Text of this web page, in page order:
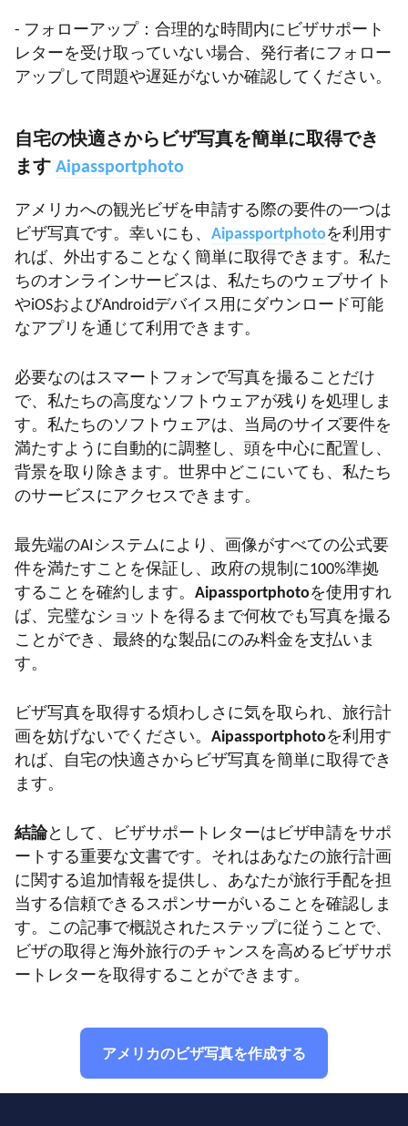
- フォローアップ：合理的な時間内にビザサポート
レターを受け取っていない場合、発行者にフォロー
アップして問題や遅延がないか確認してください。
自宅の快適さからビザ写真を簡単に取得でき
ます Aipassportphoto
アメリカへの観光ビザを申請する際の要件の一つは
ビザ写真です。幸いにも、 Aipassportphotoを利用す
れば、外出することなく簡単に取得できます。私た
ちのオンラインサービスは、私たちのウェブサイト
やiOSおよびAndroidデバイス用にダウンロード可能
なアプリを通じて利用できます。
必要なのはスマートフォンで写真を撮ることだけ
で、私たちの高度なソフトウェアが残りを処理しま
す。私たちのソフトウェアは、当局のサイズ要件を
満たすように自動的に調整し、頭を中心に配置し、
背景を取り除きます。世界中どこにいても、私たち
のサービスにアクセスできます。
最先端のAIシステムにより、画像がすべての公式要
件を満たすことを保証し、政府の規制に100%準拠
することを確約します。 Aipassportphotoを使用すれ
ば、完璧なショットを得るまで何枚でも写真を撮る
ことができ、最終的な製品にのみ料金を支払いま
す。
ビザ写真を取得する煩わしさに気を取られ、旅行計
画を妨げないでください。 Aipassportphotoを利用す
れば、自宅の快適さからビザ写真を簡単に取得でき
ます。
結論として、ビザサポートレターはビザ申請をサポ
ートする重要な文書です。それはあなたの旅行計画
に関する追加情報を提供し、あなたが旅行手配を担
当する信頼できるスポンサーがいることを確認しま
す。この記事で概説されたステップに従うことで、
ビザの取得と海外旅行のチャンスを高めるビザサポ
ートレターを取得することができます。
アメリカのビザ写真を作成する